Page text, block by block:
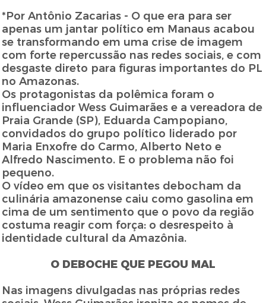
*Por Antônio Zacarias - O que era para ser
apenas um jantar político em Manaus acabou
se transformando em uma crise de imagem
com forte repercussão nas redes sociais, e com
desgaste direto para figuras importantes do PL
no Amazonas.
Os protagonistas da polêmica foram o
influenciador Wess Guimarães e a vereadora de
Praia Grande (SP), Eduarda Campopiano,
convidados do grupo político liderado por
Maria Enxofre do Carmo, Alberto Neto e
Alfredo Nascimento. E o problema não foi
pequeno.
O vídeo em que os visitantes debocham da
culinária amazonense caiu como gasolina em
cima de um sentimento que o povo da região
costuma reagir com força: o desrespeito à
identidade cultural da Amazônia.
O DEBOCHE QUE PEGOU MAL
Nas imagens divulgadas nas próprias redes